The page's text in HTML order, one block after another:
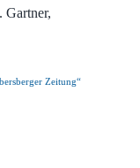
Zeitung“